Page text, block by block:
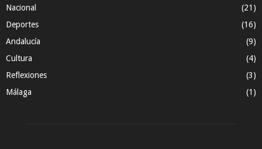
Nacional
(21)
Deportes
(16)
Andalucía
(9)
Cultura
(4)
Reflexiones
(3)
Málaga
(1)